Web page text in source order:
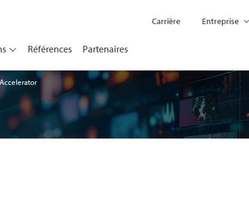
Références Partenaires
Carrière Entreprise